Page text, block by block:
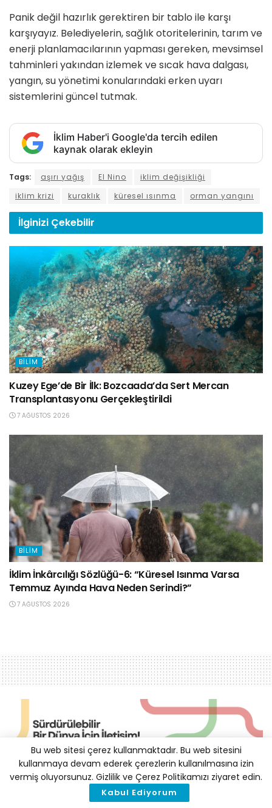
Panik değil hazırlık gerektiren bir tablo ile karşı
karşıyayız. Belediyelerin, sağlık otoritelerinin, tarım ve
enerji planlamacılarının yapması gereken, mevsimsel
tahminleri yakından izlemek ve sıcak hava dalgası,
yangın, su yönetimi konularındaki erken uyarı
sistemlerini güncel tutmak.
İklim Haber'i Google'da tercih edilen
kaynak olarak ekleyin
Tags: aşırı yağış El Nino
iklim değişikliği
iklim krizi
kuraklık küresel ısınma orman yangını
İlginizi Çekebilir
BILIM
Kuzey Ege’de Bir İlk: Bozcaada’da Sert Mercan
Transplantasyonu Gerçekleştirildi
7 AĞUSTOS 2026
BILIM
İklim İnkârcılığı Sözlüğü-6: “Küresel Isınma Varsa
Temmuz Ayında Hava Neden Serindi?”
7 AĞUSTOS 2026
Dünya Kupası Maçları için
Bu web sitesi çerez kullanmaktadır. Bu web sitesini
kullanmaya devam ederek çerezlerin kullanılmasına izin
vermiş oluyorsunuz. Gizlilik ve Çerez Politikamızı ziyaret edin.
Kabul Ediyorum